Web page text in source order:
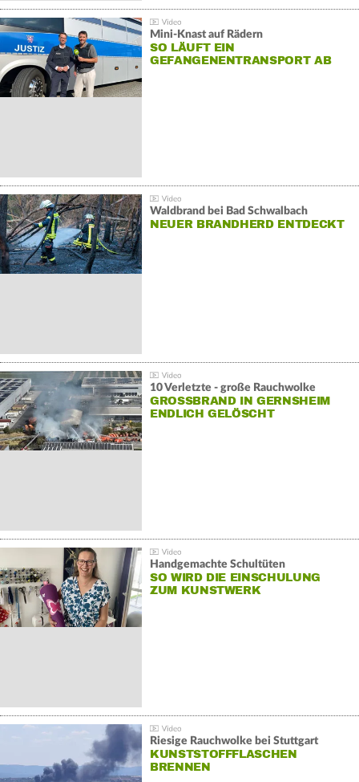
Mini-Knast auf Rädern
SO LÄUFT EIN
GEFANGENENTRANSPORT AB
Waldbrand bei Bad Schwalbach
NEUER BRANDHERD ENTDECKT
10 Verletzte - große Rauchwolke
GROSSBRAND IN GERNSHEIM E
NDLICH GELÖSCHT
Handgemachte Schultüten
SO WIRD DIE EINSCHULUNG
ZUM KUNSTWERK
Riesige Rauchwolke bei Stuttgart
KUNSTSTOFFFLASCHEN
BRENNEN